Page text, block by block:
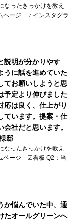
なったきっかけを教え
ページ ☑インスタグラ
説明が分かりやす
うに話を進めていた
てお願いしようと思
予定より伸びました
応は良く、仕上がり
ています。提案・仕
会社だと思います。
邸
なったきっかけを教え
ページ ☑看板 Q2：当
か悩んでいた中、通
たオールグリーンへ